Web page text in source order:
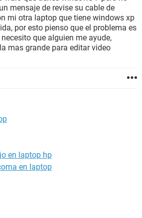
mensaje de revise su cable de
mi otra laptop que tiene windows xp
por esto pienso que el problema es
que alguien me ayude,
mas grande para editar video
en laptop hp
en laptop